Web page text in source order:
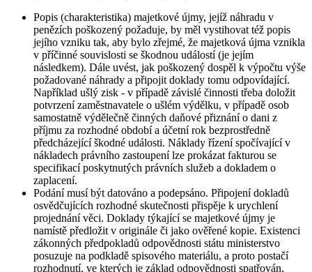
Popis (charakteristika) majetkové újmy, jejíž náhradu v
penězích poškozený požaduje, by měl vystihovat též popis
jejího vzniku tak, aby bylo zřejmé, že majetková újma vznikla
v příčinné souvislosti se škodnou událostí (je jejím
následkem). Dále uvést, jak poškozený dospěl k výpočtu výše
požadované náhrady a připojit doklady tomu odpovídající.
Například ušlý zisk - v případě závislé činnosti třeba doložit
potvrzení zaměstnavatele o ušlém výdělku, v případě osob
samostatně výdělečně činných daňové přiznání o dani z
příjmu za rozhodné období a účetní rok bezprostředně
předcházející škodné události. Náklady řízení spočívající v
nákladech právního zastoupení lze prokázat fakturou se
specifikací poskytnutých právních služeb a dokladem o
zaplacení.
Podání musí být datováno a podepsáno. Připojení dokladů
osvědčujících rozhodné skutečnosti přispěje k urychlení
projednání věci. Doklady týkající se majetkové újmy je
namístě předložit v originále či jako ověřené kopie. Existenci
zákonných předpokladů odpovědnosti státu ministerstvo
posuzuje na podkladě spisového materiálu, a proto postačí
rozhodnutí, ve kterých je základ odpovědnosti spatřován,